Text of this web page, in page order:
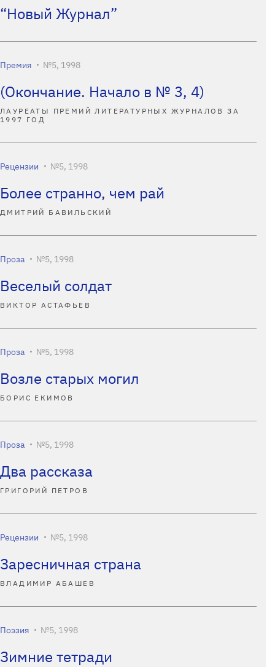
“Новый Журнал”
Премия №5, 1998
(Окончание. Начало в № 3, 4)
ЛАУРЕАТЫ ПРЕМИЙ ЛИТЕРАТУРНЫХ ЖУРНАЛОВ ЗА
1997 ГОД
Рецензии №5, 1998
Более странно, чем рай
ДМИТРИЙ БАВИЛЬСКИЙ
Проза №5, 1998
Веселый солдат
ВИКТОР АСТАФЬЕВ
Проза №5, 1998
Возле старых могил
БОРИС ЕКИМОВ
Проза №5, 1998
Два рассказа
ГРИГОРИЙ ПЕТРОВ
Рецензии №5, 1998
Заресничная страна
ВЛАДИМИР АБАШЕВ
Поэзия №5, 1998
Зимние тетради